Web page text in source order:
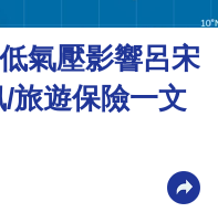
氣壓影響呂宋
旅遊保險一文